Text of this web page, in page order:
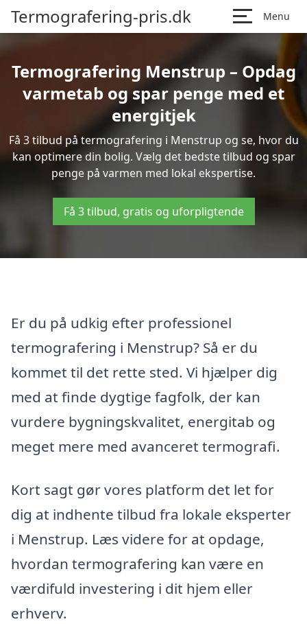
Termografering-pris.dk Menu
Termografering Menstrup – Opdag
varmetab og spar penge med et
energitjek
Få 3 tilbud på termografering i Menstrup og se, hvor du
kan optimere din bolig. Vælg det bedste tilbud og spar
penge på varmen med lokal ekspertise.
Få 3 tilbud, gratis og uforpligtende
Er du på udkig efter professionel
termografering i Menstrup? Så er du
kommet til det rette sted. Vi hjælper dig
med at finde dygtige fagfolk, der kan
vurdere bygningskvalitet, energitab og
meget mere med avanceret termografi.
Kort sagt gør vores platform det let for
dig at indhente tilbud fra lokale eksperter
i Menstrup. Læs videre for at opdage,
hvordan termografering kan være en
værdifuld investering i dit hjem eller
erhverv.